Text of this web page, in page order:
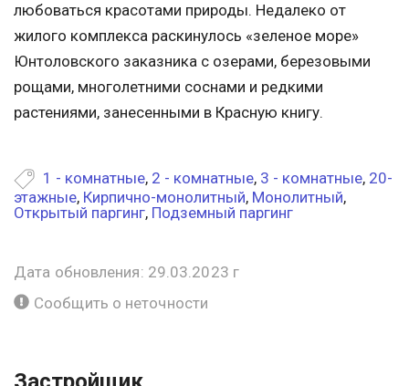
любоваться красотами природы. Недалеко от
жилого комплекса раскинулось «зеленое море»
Юнтоловского заказника с озерами, березовыми
рощами, многолетними соснами и редкими
растениями, занесенными в Красную книгу.
1 - комнатные, 2 - комнатные, 3 - комнатные, 20-
этажные, Кирпично-монолитный, Монолитный,
Открытый паргинг, Подземный паргинг
Дата обновления: 29.03.2023 г
Сообщить о неточности